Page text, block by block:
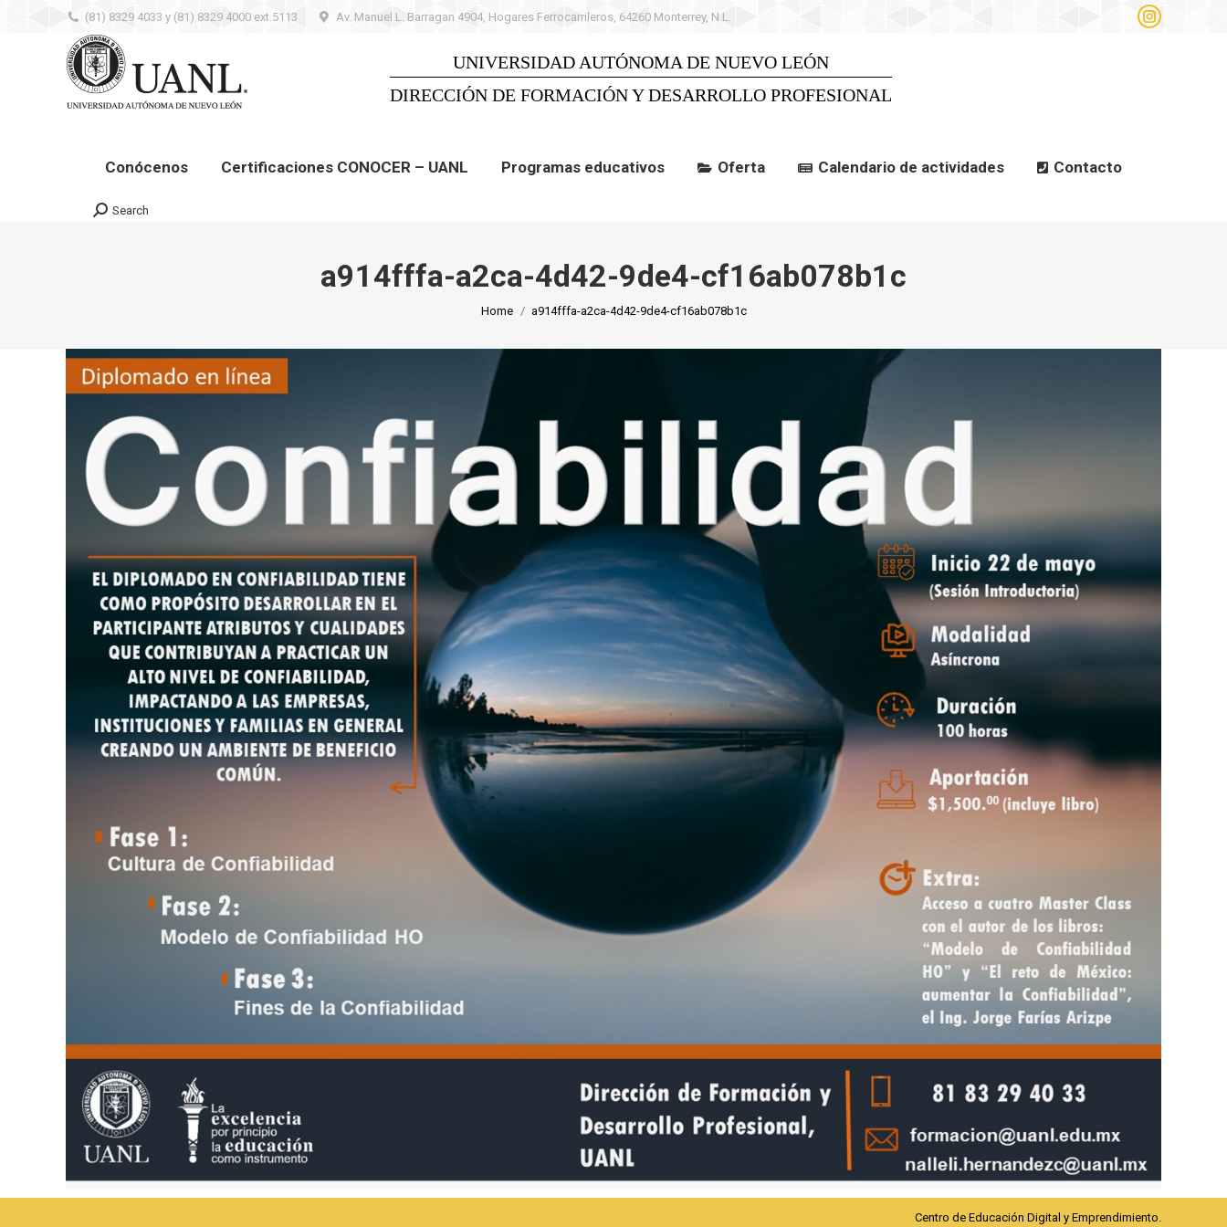
(81) 8329 4033 y (81) 8329 4000 ext.5113 Av. Manuel L. Barragan 4904, Hogares Ferrocarrileros, 64260 Monterrey, N.L.
Instagram
UNIVERSIDAD AUTÓNOMA DE NUEVO LEÓN
DIRECCIÓN DE FORMACIÓN Y DESARROLLO PROFESIONAL
Conócenos Certificaciones CONOCER – UANL Programas educativos Oferta Calendario de actividades Contacto
Search:
Search
a914fffa-a2ca-4d42-9de4-cf16ab078b1c
You are here:
Home a914fffa-a2ca-4d42-9de4-cf16ab078b1c
Centro de Educación Digital y Emprendimiento.
Conócenos Certificaciones CONOCER – UANL Programas educativos
Contacto